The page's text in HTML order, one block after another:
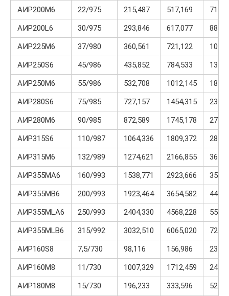
АИР200М6
22/975 215,487 517,169
АИР200L6
30/975 293,846 617,077
АИР225М6
37/980 360,561 721,122
АИР250S6
45/986 435,852 784,533
АИР250М6
55/986 532,708 1012,145
АИР280S6
75/985 727,157 1454,315
АИР280М6
90/985 872,589 1745,178
АИР315S6
110/987 1064,336 1809,372
АИР315М6
132/989 1274,621 2166,855
АИР355МА6
160/993 1538,771 2923,666
АИР355МВ6
200/993 1923,464 3654,582
АИР355MLA6
250/993 2404,330 4568,228
AИР355MLB6
315/992 3032,510 6065,020
АИР160S8
7,5/730 98,116 156,986
АИР160М8
11/730 1007,329 1712,459
АИР180М8
15/730 196,233 333,596